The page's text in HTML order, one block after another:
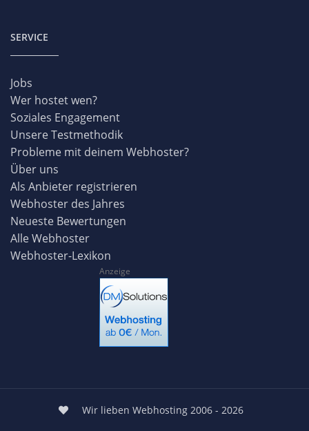
SERVICE
Jobs
Wer hostet wen?
Soziales Engagement
Unsere Testmethodik
Probleme mit deinem Webhoster?
Über uns
Als Anbieter registrieren
Webhoster des Jahres
Neueste Bewertungen
Alle Webhoster
Webhoster-Lexikon
Anzeige
Wir lieben Webhosting 2006 - 2026